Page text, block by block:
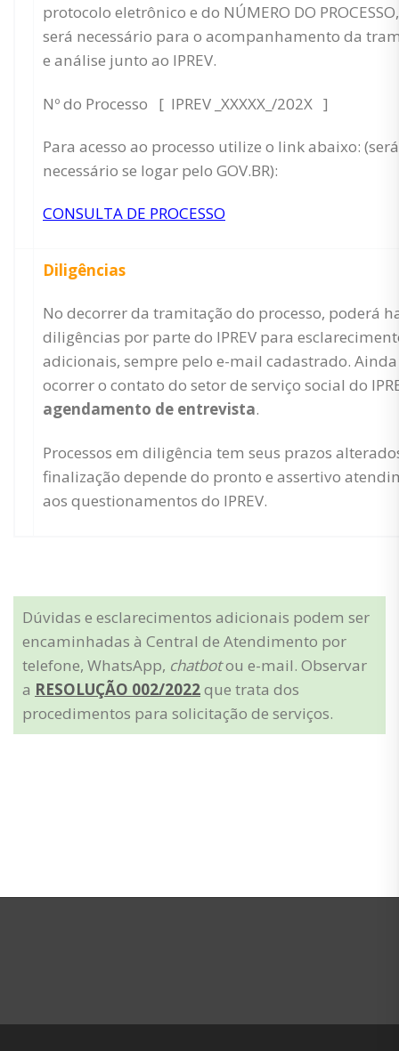
protocolo eletrônico e do NÚMERO DO
será necessário para o acompanhamento da
e análise junto ao IPREV.
Nº do Processo [ IPREV _XXXXX_/202X ]
Para acesso ao processo utilize o link abaixo: (será
necessário se logar pelo GOV.BR):
CONSULTA DE PROCESSO
Diligências
No decorrer da tramitação do processo, poderá
diligências por parte do IPREV para
adicionais, sempre pelo e-mail cadastrado.
ocorrer o contato do setor de serviço social do
agendamento de entrevista.
Processos em diligência tem seus prazos
finalização depende do pronto e assertivo
aos questionamentos do IPREV.
Dúvidas e esclarecimentos adicionais podem ser
encaminhadas à Central de Atendimento por
telefone, WhatsApp, chatbotou e-mail. Observar
a RESOLUÇÃO 002/2022que trata dos
procedimentos para solicitação de serviços.